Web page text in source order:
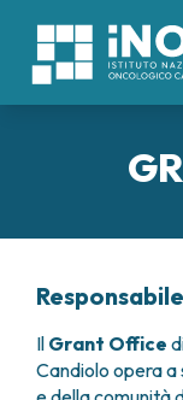
DIREZIONE
COMITATO
ORGANI
TUMORI
TUMORE
TUMORI
DIVISIONI
AREE
CENTRO
Il Grant Office
Candiolo opera